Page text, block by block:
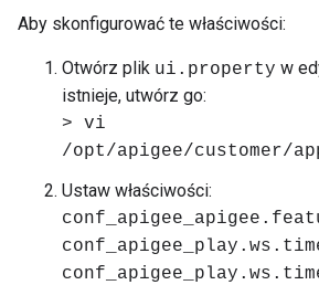
Aby skonfigurować te właściwości:
Otwórz plik ui.property w
istnieje, utwórz go:
> vi
/opt/apigee/customer/
Ustaw właściwości: